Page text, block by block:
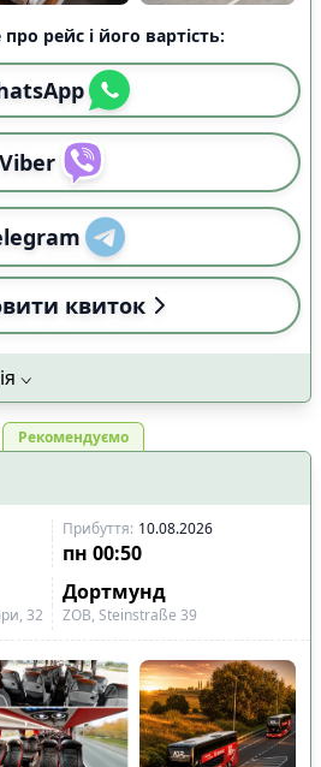
рейс і його вартість:
Viber
квиток
Рекомендуємо
Прибуття: 10.08.2026
пн 00:50
Дортмунд
32 ZOB, Steinstraße 39